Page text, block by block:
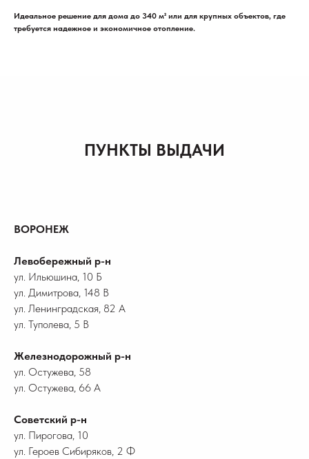
Идеальное решение для дома до 340 м² или для крупных объектов, где
требуется надежное и экономичное отопление.
ПУНКТЫ ВЫДАЧИ
ВОРОНЕЖ
Левобережный р-н
ул. Ильюшина, 10 Б
ул. Димитрова, 148 В
ул. Ленинградская, 82 А
ул. Туполева, 5 В
Железнодорожный р-н
ул. Остужева, 58
ул. Остужева, 66 А
Советский р-н
ул. Пирогова, 10
ул. Героев Сибиряков, 2 Ф